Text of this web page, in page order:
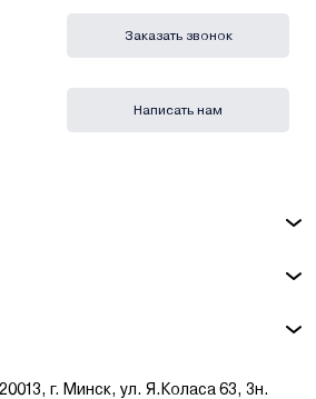
г. Минск, ул. Я.Коласа 63, 3н.
Заказать звонок
Написать нам